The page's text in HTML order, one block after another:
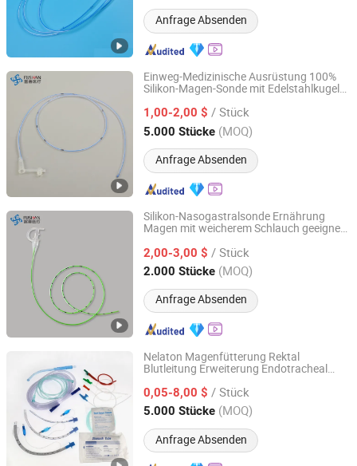
Anfrage Absenden
Einweg-Medizinische Ausrüstung 100%
Silikon-Magen-Sonde mit Edelstahlkugel
FSC
1,00-2,00 $ / Stück
5.000 Stücke (MOQ)
Anfrage Absenden
Hangzhou Fushan Medical Appliances Co., Ltd.
Zhejiang, China Seit 2022
Silikon-Nasogastralsonde Ernährung
Magen mit weicherem Schlauch geeignet
Versorgung China Fabrik Eo steril CE
ISO13485 OEM ODM 5/6.5/8fr
2,00-3,00 $ / Stück
2.000 Stücke (MOQ)
Anfrage Absenden
Hangzhou Fushan Medical Appliances Co., Ltd.
Zhejiang, China Seit 2022
Nelaton Magenfütterung Rektal
Blutleitung Erweiterung Endotracheal
Injektionsfähig Endotracheal Sauerstoff
Nasal Verbindung Drainageschlauch
0,05-8,00 $ / Stück
5.000 Stücke (MOQ)
Anfrage Absenden
ALL PRO CORPORATION
Shandong, China Seit 2005